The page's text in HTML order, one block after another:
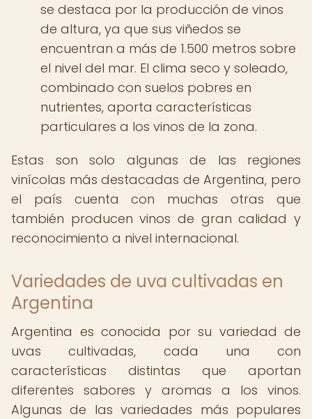
se destaca por la producción de vinos
de altura, ya que sus viñedos se
encuentran a más de 1.500 metros sobre
el nivel del mar. El clima seco y soleado,
combinado con suelos pobres en
nutrientes, aporta características
particulares a los vinos de la zona.
Estas son solo algunas de las regiones
vinícolas más destacadas de Argentina, pero
el país cuenta con muchas otras que
también producen vinos de gran calidad y
reconocimiento a nivel internacional.
Variedades de uva cultivadas en
Argentina
Argentina es conocida por su variedad de
uvas cultivadas, cada una con
características distintas que aportan
diferentes sabores y aromas a los vinos.
Algunas de las variedades más populares